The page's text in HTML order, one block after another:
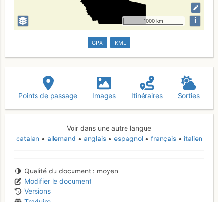
1000 km i
GPX KML
Points de passage Images Itinéraires Sorties
Voir dans une autre langue
catalan
allemand anglais espagnol français italien
Qualité du document
moyen
Modifier le document
Versions